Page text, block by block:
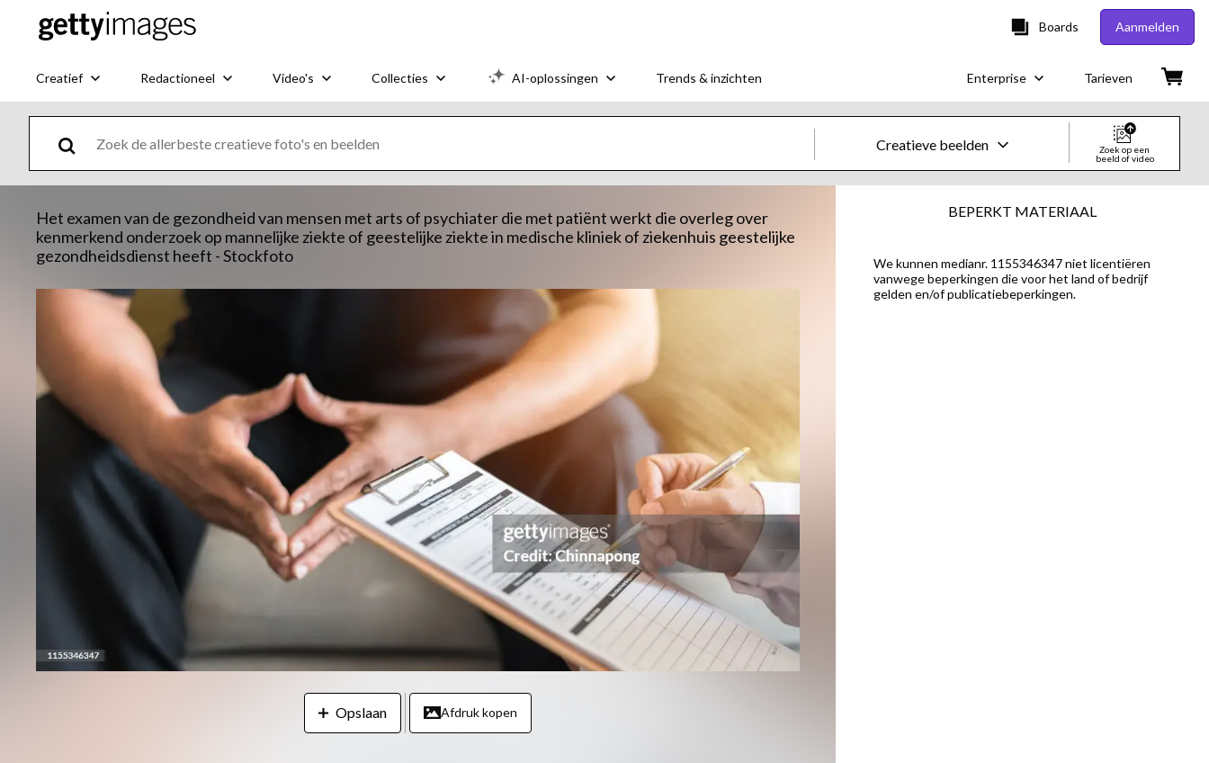
Boards Aanmelden
Creatief Redactioneel Video's Collecties AI-oplossingen Trends & inzichten Enterprise Tarieven
Creatieve beelden
Creatief
Zoek op een
beeld of video
Het examen van de gezondheid van mensen met arts of psychiater die met patiënt werkt die overleg over
kenmerkend onderzoek op mannelijke ziekte of geestelijke ziekte in medische kliniek of ziekenhuis geestelijke
gezondheidsdienst heeft - Stockfoto
Opslaan Afdruk kopen
BEPERKT MATERIAAL
We kunnen medianr. 1155346347 niet licentiëren
vanwege beperkingen die voor het land of bedrijf
gelden en/of publicatiebeperkingen.